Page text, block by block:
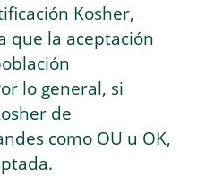
Kosher,
que la aceptación
lo general, si
de
como OU u OK,